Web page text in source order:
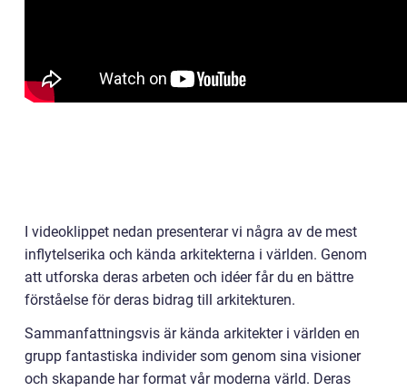
I videoklippet nedan presenterar vi några av de mest
inflytelserika och kända arkitekterna i världen. Genom
att utforska deras arbeten och idéer får du en bättre
förståelse för deras bidrag till arkitekturen.
Sammanfattningsvis är kända arkitekter i världen en
grupp fantastiska individer som genom sina visioner
och skapande har format vår moderna värld. Deras